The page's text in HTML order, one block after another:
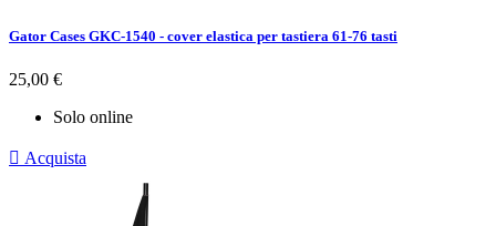
Gator Cases GKC-1540 - cover elastica per tastiera 61-76 tasti
Prezzo
25,00 €
Solo online
 Acquista